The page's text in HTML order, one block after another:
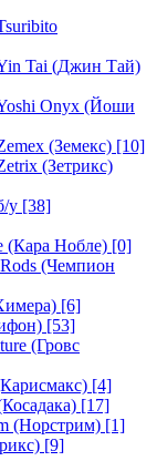
Tai (Джин Тай)
Onyx (Йоши
(Земекс) [10]
(Зетрикс)
у [38]
(Кара Нобле) [0]
(Чемпион
[6]
[53]
(Гровс
[4]
[17]
(Норстрим) [1]
[9]